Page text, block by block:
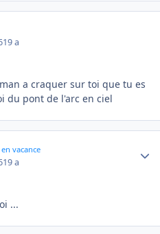
19 a
a craquer sur toi que tu es
du pont de l'arc en ciel
vacance
19 a
...